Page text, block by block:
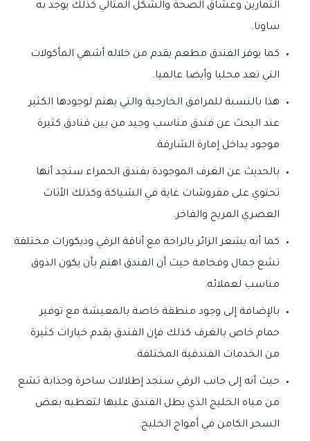
التمارين وعشاق الصحة والشكل المثالي كذلك يوجد به
ساونا.
كما يوفر الفندق مطعم يقدم من خلاله أشهي المأكولات
التي تعد محليا وأيضا عالميا.
هذا بالنسبة للمرافق الخارجية والتي يهتم لوجودها الكثير
عند البحث عن فندق مناسب وجيد من بين فنادق كثيرة
موجود بداخل إمارة الشارقة.
بالحديث عن الغرف الموجودة بفندق الحمراء ستجد أنها
تحتوي على مفروشات غاية في الشياكة وكذلك الأثاث
العصري المريح والفاخر.
كما أنه يشعر الزائر بالراحة مع أناقة الرقي وديكورات مختلفة
تشع جمال وفخامة حيث أن الفندق اهتم بأن يكون الذوق
مناسب لعملائه.
بالإضافة إلى وجود منطقة خاصة بالمعيشة مع توفير
حمام خاص بالغرف كذلك فإن الفندق يقدم خيارات كثيرة
من الخدمات الفندقية المختلفة.
حيث أنه إلى جانب الرقي سنجد إطلالات ساحرة وجذابة تشع
من مياه الخليج الذي يطل الفندق عليها لتعطيه بعض
السحر الكامن في أمواج الخليج.